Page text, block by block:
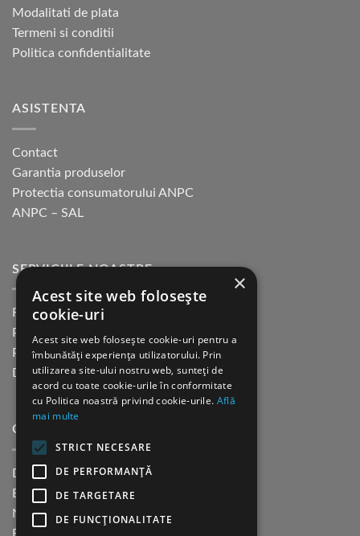
Modalitati de plata
Termeni si conditii
Politica confidentialitate
ASISTENTA
Contact
Garantia produselor
Protectia consumatorului ANPC
ANPC – SAL
SERVICIILE NOASTRE
Returnare in 30 de zile
Plata cu cardul Guerrilla
Plata in rate fara dobanda
Distributie sau profesionisti
CINE SUNTEM?
Despre noi
Blog
Newsletter
Evenimente
×
Acest site web folosește
cookie-uri
Acest site web folosește cookie-uri pentru a
îmbunătăți experiența utilizatorului. Prin
utilizarea site-ului nostru web, sunteți de
acord cu toate cookie-urile în conformitate
cu Politica noastră privind cookie-urile. Află
mai multe
STRICT NECESARE
DE PERFORMANȚĂ
DE TARGETARE
DE FUNCŢIONALITATE